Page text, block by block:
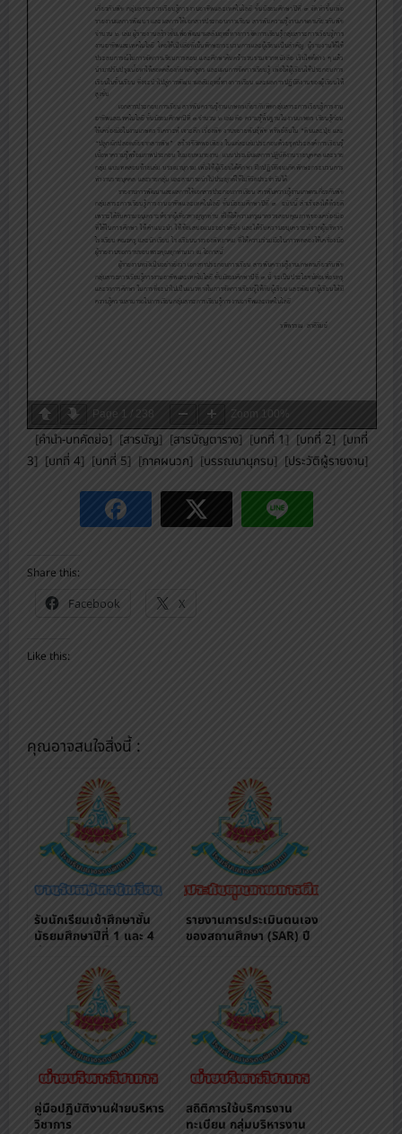
Page 1 / 238 Zoom 100%
[คำนำ-บทคัดย่อ] [สารบัญ] [สารบัญตาราง] [บทที่ 1] [บทที่ 2] [บทที่
3] [บทที่ 4] [บทที่ 5] [ภาคผนวก] [บรรณนานุกรม] [ประวัติผู้รายงาน]
Share this:
Facebook
X
Like this:
คุณอาจสนใจสิ่งนี้ :
รับนักเรียนเข้าศึกษาชั้น
มัธยมศึกษาปีที่ 1 และ 4
รายงานการประเมินตนเอง
ของสถานศึกษา (SAR) ปี
คู่มือปฏิบัติงานฝ่ายบริหาร
วิชาการ
สถิติการใช้บริการงาน
ทะเบียน กลุ่มบริหารงาน